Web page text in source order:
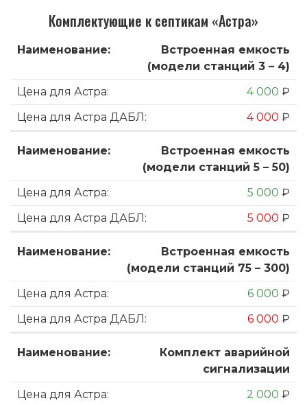
Комплектующие к септикам «Астра»
Встроенная емкость
(модели станций 3 – 4)
4 000 ₽
4 000 ₽
Встроенная емкость
(модели станций 5 – 50)
5 000 ₽
5 000 ₽
Встроенная емкость
(модели станций 75 – 300)
6 000 ₽
6 000 ₽
Комплект аварийной
сигнализации
2 000 ₽